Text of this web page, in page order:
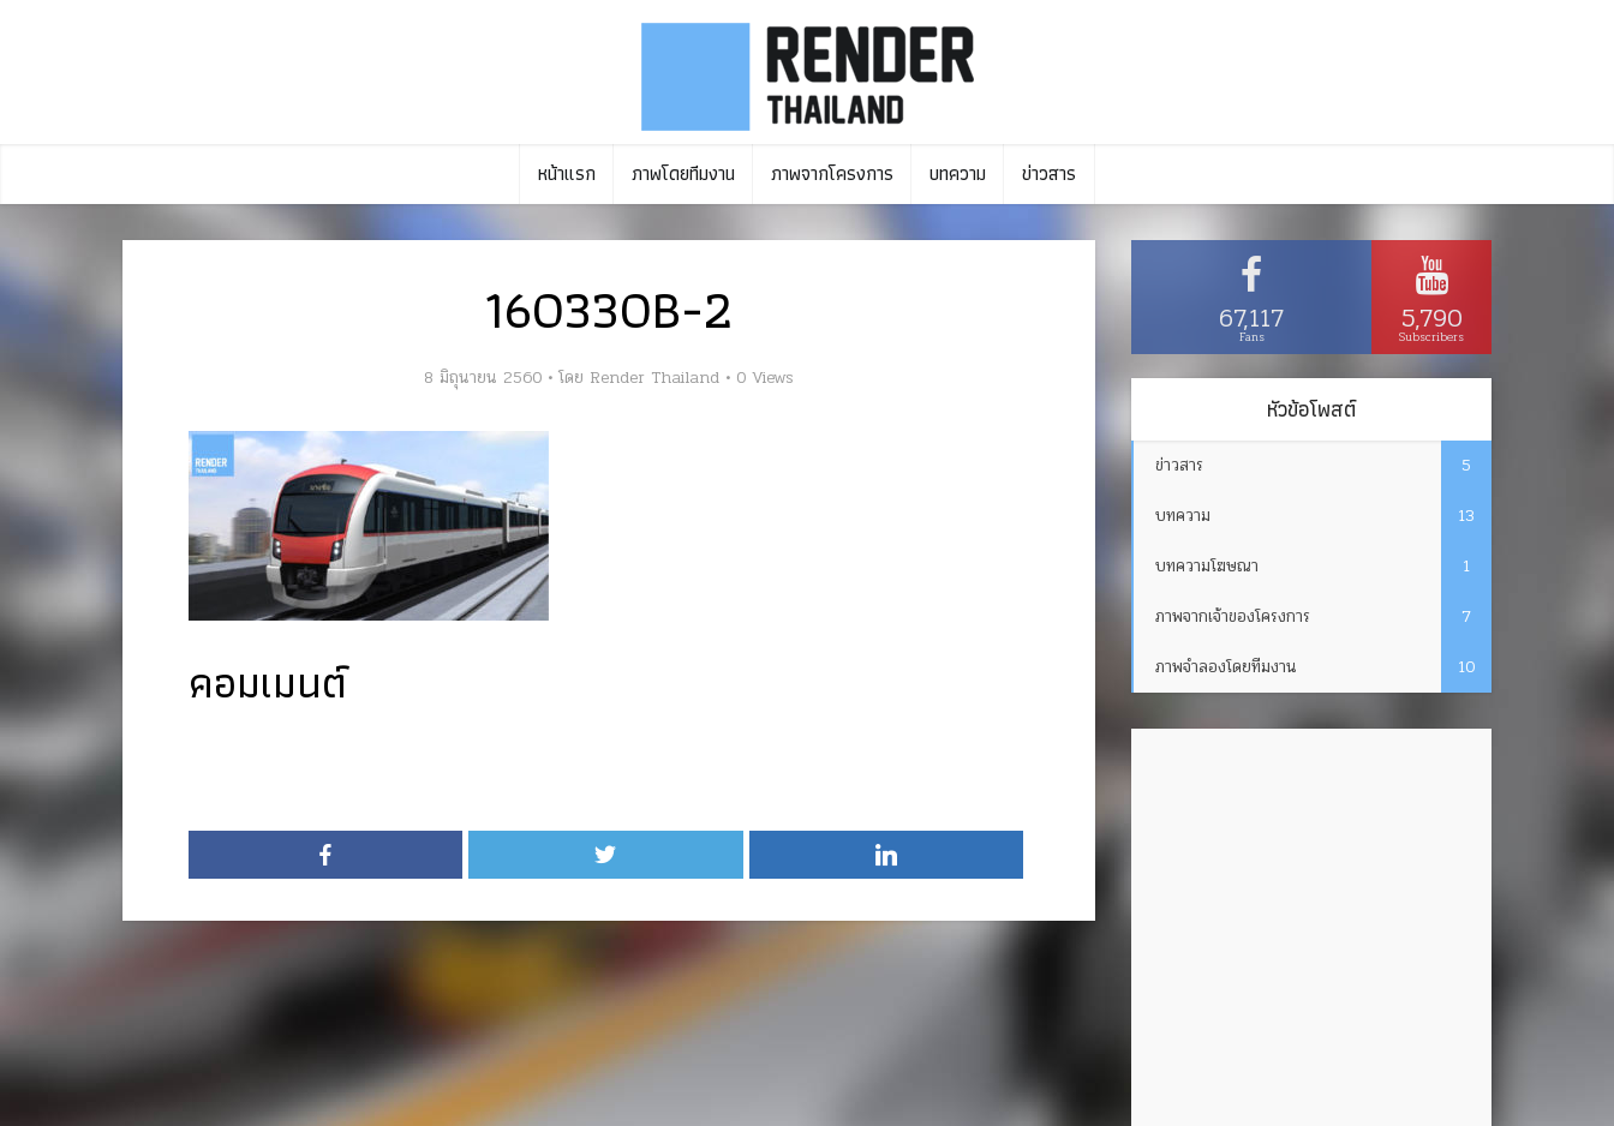
หน้าแรก ภาพโดยทีมงาน ภาพจากโครงการ บทความ ข่าวสาร
160330B-2
8 มิถุนายน 2560 โดย Render Thailand 0 Views
คอมเมนต์
67,117
Fans 5,790
Subscribers
หัวข้อโพสต์
ข่าวสาร
5
บทความ
13
บทความโฆษณา
1
ภาพจากเจ้าของโครงการ
7
ภาพจำลองโดยทีมงาน
10